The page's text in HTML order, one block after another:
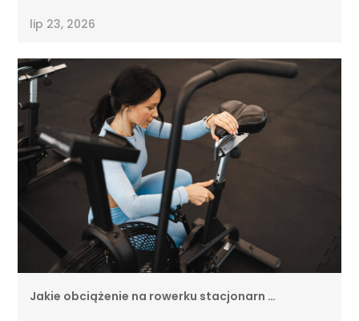
lip 23, 2026
Jakie obciążenie na rowerku stacjonarn …